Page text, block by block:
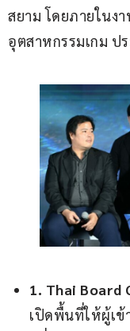
สยาม โดยภายในง
อุตสาหกรรมเกม ป
1. Thai Board
เปิดพื้นที่ให้ผู้เข้